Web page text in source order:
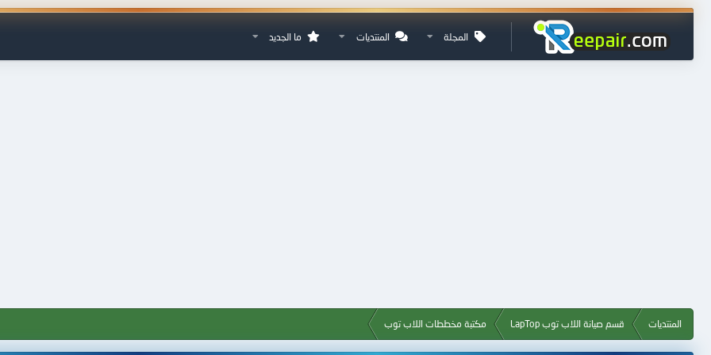
المجلة المنتديات ما الجديد
المنتديات قسم صيانة اللاب توب LapTop مكتبة مخططات اللاب توب